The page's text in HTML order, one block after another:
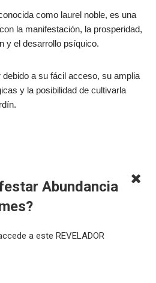
como laurel noble, es una
la manifestación, la prosperidad,
y el desarrollo psíquico.
a su fácil acceso, su amplia
y la posibilidad de cultivarla
Abundancia
a este REVELADOR